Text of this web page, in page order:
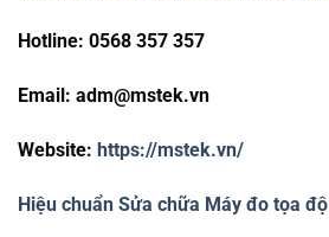
Hotline: 0568 357 357
Email: adm@mstek.vn
Website: https://mstek.vn/
Hiệu chuẩn Sửa chữa Máy đo tọa độ